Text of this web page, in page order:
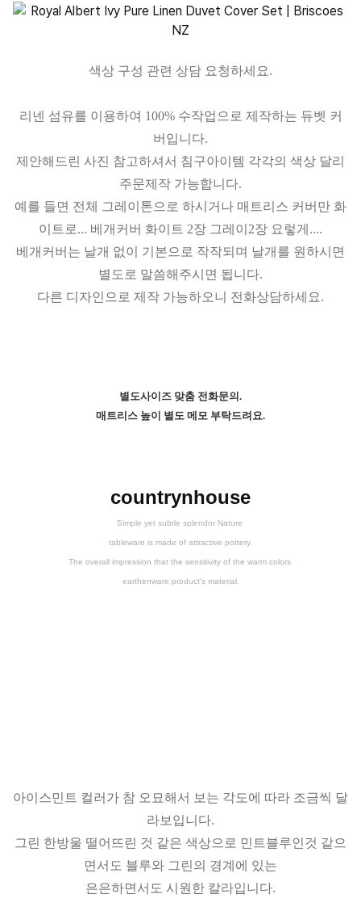
색상 구성 관련 상담 요청하세요.
리넨 섬유를 이용하여 100% 수작업으로 제작하는 듀벳 커
버입니다.
제안해드린 사진 참고하셔서 침구아이템 각각의 색상 달리
주문제작 가능합니다.
예를 들면 전체 그레이톤으로 하시거나 매트리스 커버만 화
이트로... 베개커버 화이트 2장 그레이2장 요렇게....
베개커버는 날개 없이 기본으로 작작되며 날개를 원하시면
별도로 말씀해주시면 됩니다.
다른 디자인으로 제작 가능하오니 전화상담하세요.
별도사이즈 맞춤 전화문의.
매트리스 높이 별도 메모 부탁드려요.
countrynhouse
Simple yet subtle splendor Nature
tableware is made of attractive pottery.
The overall impression that the sensitivity of the warm colors
earthenware product's material.
아이스민트 컬러가 참 오묘해서 보는 각도에 따라 조금씩 달
라보입니다.
그린 한방울 떨어뜨린 것 같은 색상으로 민트블루인것 같으
면서도 블루와 그린의 경계에 있는
은은하면서도 시원한 칼라입니다.